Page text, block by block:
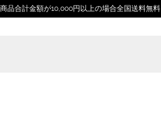
商品合計金額が10,000円以上の場合全国送料無料